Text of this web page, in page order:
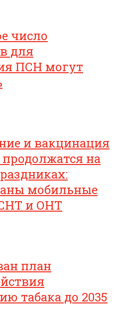
число
для
ПСН могут
и вакцинация
на
мобильные
и ОНТ
план
табака до 2035